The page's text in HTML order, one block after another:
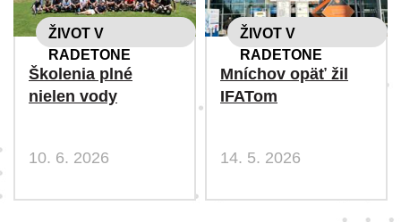
ŽIVOT V
RADETONE
Školenia plné
nielen vody
10. 6. 2026
ŽIVOT V
RADETONE
Mníchov opäť žil
IFATom
14. 5. 2026